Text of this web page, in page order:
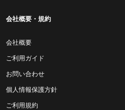
会社概要・規約
会社概要
ご利用ガイド
お問い合わせ
個人情報保護方針
ご利用規約